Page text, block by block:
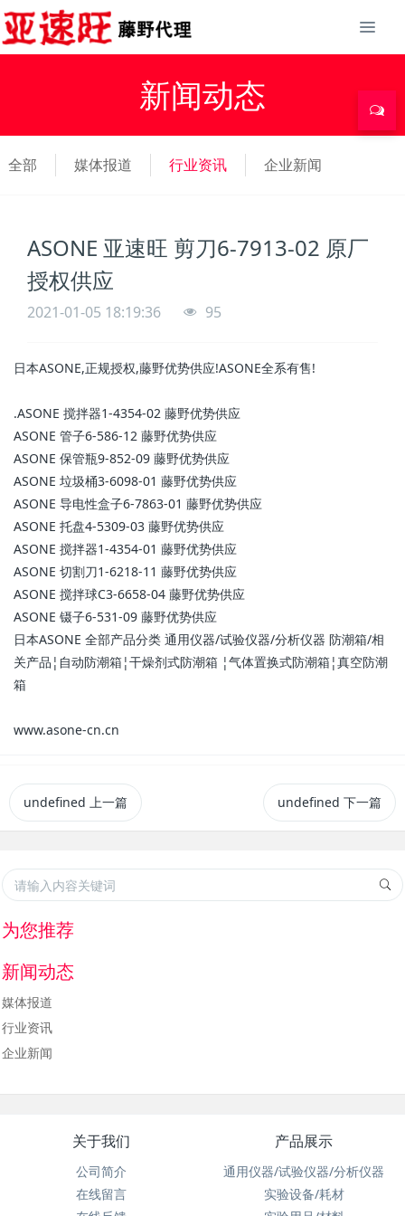
新闻动态
全部 媒体报道 行业资讯 企业新闻
ASONE 亚速旺 剪刀6-7913-02 原厂
授权供应
2021-01-05 18:19:36 95
日本ASONE,正规授权,藤野优势供应!ASONE全系有售!
.ASONE 搅拌器1-4354-02 藤野优势供应
ASONE 管子6-586-12 藤野优势供应
ASONE 保管瓶9-852-09 藤野优势供应
ASONE 垃圾桶3-6098-01 藤野优势供应
ASONE 导电性盒子6-7863-01 藤野优势供应
ASONE 托盘4-5309-03 藤野优势供应
ASONE 搅拌器1-4354-01 藤野优势供应
ASONE 切割刀1-6218-11 藤野优势供应
ASONE 搅拌球C3-6658-04 藤野优势供应
ASONE 镊子6-531-09 藤野优势供应
日本ASONE 全部产品分类 通用仪器/试验仪器/分析仪器 防潮箱/相
关产品¦自动防潮箱¦干燥剂式防潮箱 ¦气体置换式防潮箱¦真空防潮
箱
www.asone-cn.cn
undefined 上一篇 undefined 下一篇
为您推荐
新闻动态
媒体报道
行业资讯
企业新闻
关于我们
公司简介
在线留言
产品展示
通用仪器/试验仪器/分析仪器
实验设备/耗材